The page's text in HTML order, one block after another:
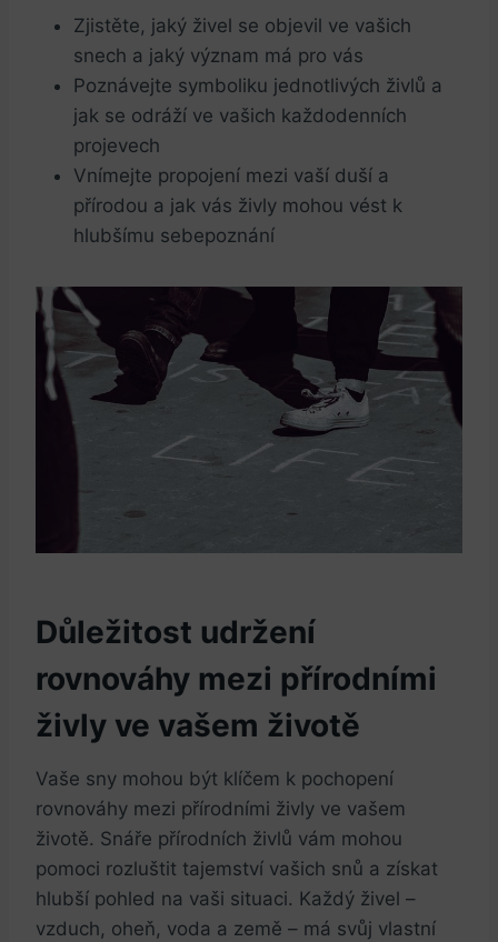
Zjistěte, jaký živel se objevil ve vašich
snech a jaký význam má pro vás
Poznávejte symboliku jednotlivých živlů a
jak se odráží ve vašich každodenních
projevech
Vnímejte propojení mezi vaší duší a
přírodou a jak vás živly mohou vést k
hlubšímu sebepoznání
Důležitost udržení
rovnováhy mezi přírodními
živly ve vašem životě
Vaše sny mohou být klíčem k pochopení
rovnováhy mezi přírodními živly ve vašem
životě. Snáře přírodních živlů vám mohou
pomoci rozluštit tajemství vašich snů a získat
hlubší pohled na vaši situaci. Každý živel –
vzduch, oheň, voda a země – má svůj vlastní